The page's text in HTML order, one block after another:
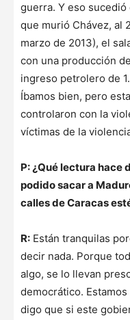
guerra. Y eso sucedió
que murió Chávez, al
marzo de 2013), el
con una producción
ingreso petrolero de
Íbamos bien, pero
controlaron con la
víctimas de la
P: ¿Qué lectura hace
podido sacar a
calles de Caracas
R: Están tranquilas
decir nada. Porque
algo, se lo llevan
democrático.
digo que si este